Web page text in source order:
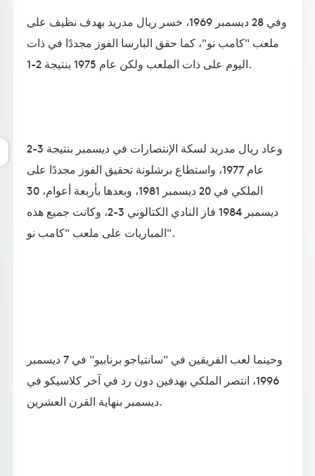
وفي 28 ديسمبر 1969، خسر ريال مدريد بهدف نظيف على
ملعب "كامب نو"، كما حقق البارسا الفوز مجددًا في ذات
اليوم على ذات الملعب ولكن عام 1975 بنتيجة 2-1.
وعاد ريال مدريد لسكة الإنتصارات في ديسمبر بنتيجة 3-2
عام 1977، واستطاع برشلونة تحقيق الفوز مجددًا على
الملكي في 20 ديسمبر 1981، وبعدها بأربعة أعوام، 30
ديسمبر 1984 فاز النادي الكتالوني 3-2، وكانت جميع هذه
المباريات على ملعب "كامب نو".
وحينما لعب الفريقين في "سانتياجو برنابيو" في 7 ديسمبر
1996، انتصر الملكي بهدفين دون رد في آخر كلاسيكو في
ديسمبر بنهاية القرن العشرين.